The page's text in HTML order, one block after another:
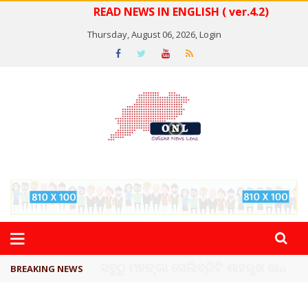
READ NEWS IN ENGLISH ( ver.4.2)
Thursday, August 06, 2026,Login
BREAKING NEWS